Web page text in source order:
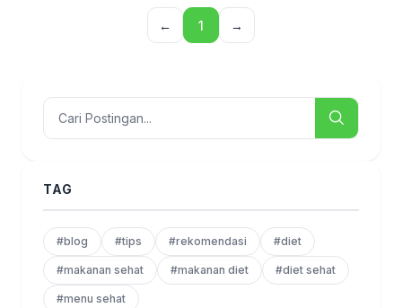
← 1 →
TAG
#blog #tips #rekomendasi #diet
#makanan sehat #makanan diet #diet sehat
#menu sehat